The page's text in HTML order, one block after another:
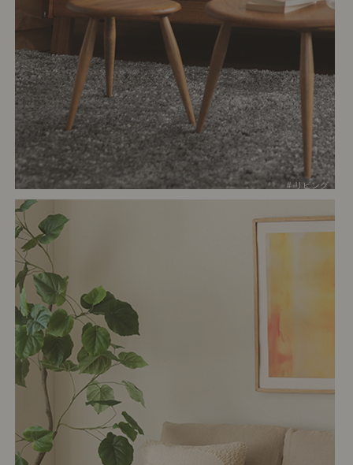
# リビング